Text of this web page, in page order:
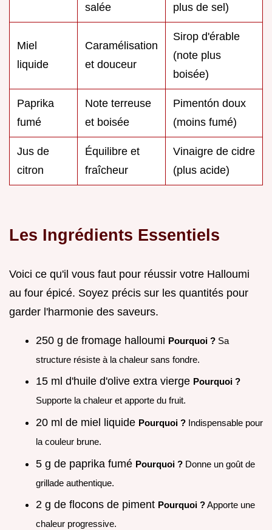
salée
plus de sel)
Miel
liquide
Caramélisation
et douceur
Sirop d'érable
(note plus
boisée)
Paprika
fumé
Note terreuse
et boisée
Pimentón doux
(moins fumé)
Jus de
citron
Équilibre et
fraîcheur
Vinaigre de cidre
(plus acide)
Les Ingrédients Essentiels
Voici ce qu'il vous faut pour réussir votre Halloumi
au four épicé. Soyez précis sur les quantités pour
garder l'harmonie des saveurs.
250 g de fromage halloumi Pourquoi ? Sa
structure résiste à la chaleur sans fondre.
15 ml d'huile d'olive extra vierge Pourquoi ?
Supporte la chaleur et apporte du fruit.
20 ml de miel liquide Pourquoi ? Indispensable pour
la couleur brune.
5 g de paprika fumé Pourquoi ? Donne un goût de
grillade authentique.
2 g de flocons de piment Pourquoi ?Apporte une
chaleur progressive.